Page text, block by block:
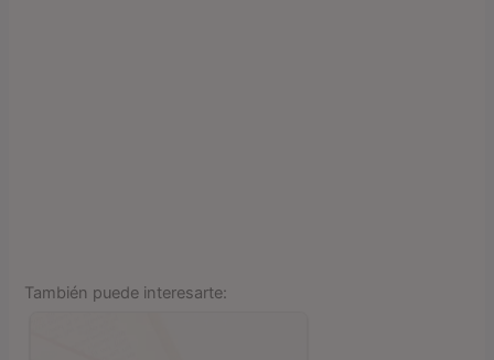
También puede interesarte: